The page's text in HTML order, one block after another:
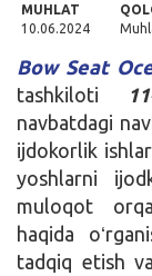
MUHLAT
10.06.2024
Bow Seat
tashkiloti
navbatdagi
ijdokorlik
yoshlarni
muloqot
haqida
tadqiq etish